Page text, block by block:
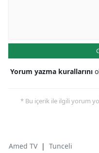
Yorum yazma kurallarını
* Bu içerik ile ilgili yorum
Amed TV | Tunceli